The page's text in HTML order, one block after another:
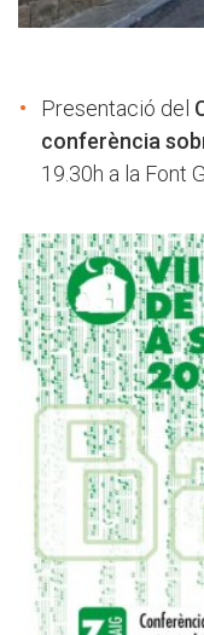
Presentació del
conferència
19.30h a la Font